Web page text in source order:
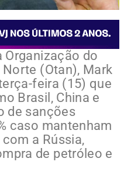
Organização do
(Otan), Mark
feira (15) que
Brasil, China e
de sanções
caso mantenham
a Rússia,
de petróleo e